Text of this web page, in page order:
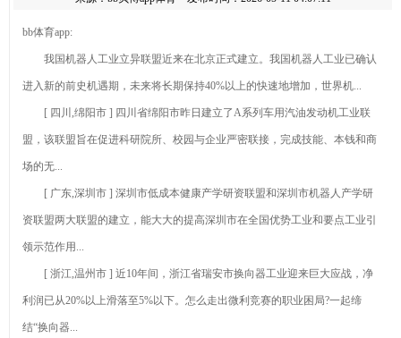
钻石最新资
讯-快科技--科技
改动未来
2026年8月
金刚砂厂家推荐
指南：除锈金刚
产业链上的
山东好品牌丨藏
钻石最新资
讯-快科技--科技
改动未来
2026年8月
金刚砂厂家推荐
指南：除锈金刚
砂喷砂黑磨料公
司优选！
产业链上的
山东好品牌丨藏
在玻璃中
的“黑”科技
棕刚玉的主
要成分有什么
bb体育app:
我国机器人工业立异联盟近来在北京正式建立。我国机器人工业已确认
进入新的前史机遇期，未来将长期保持40%以上的快速地增加，世界机...
[ 四川,绵阳市 ] 四川省绵阳市昨日建立了A系列车用汽油发动机工业联
盟，该联盟旨在促进科研院所、校园与企业严密联接，完成技能、本钱和商
场的无...
[ 广东,深圳市 ] 深圳市低成本健康产学研资联盟和深圳市机器人产学研
资联盟两大联盟的建立，能大大的提高深圳市在全国优势工业和要点工业引
领示范作用...
[ 浙江,温州市 ] 近10年间，浙江省瑞安市换向器工业迎来巨大应战，净
利润已从20%以上滑落至5%以下。怎么走出微利竞赛的职业困局?一起缔
结“换向器...